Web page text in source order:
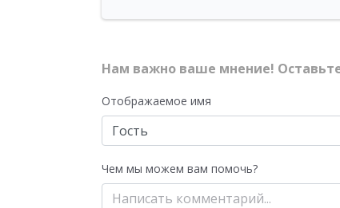
Нам важно ваше мнение!
Отображаемое имя
Чем мы можем вам помочь?